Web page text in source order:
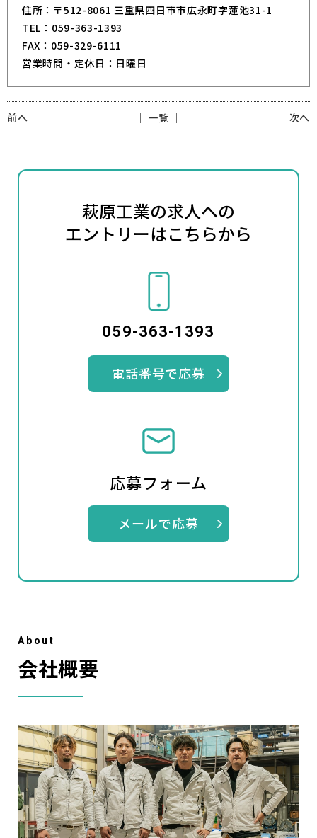
住所：〒512-8061 三重県四日市市広永町字蓮池31-1
TEL：059-363-1393
FAX：059-329-6111
営業時間・定休日：日曜日
前へ 次へ
│ 一覧 │
萩原工業の求人への
エントリーはこちらから
059-363-1393
電話番号で応募
応募フォーム
メールで応募
A b o ut
会社概要